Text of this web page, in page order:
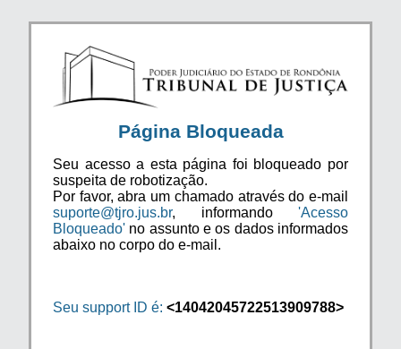
Página Bloqueada
Seu acesso a esta página foi bloqueado por
suspeita de robotização.
Por favor, abra um chamado através do e-mail
suporte@tjro.jus.br, informando 'Acesso
Bloqueado' no assunto e os dados informados
abaixo no corpo do e-mail.
Seu support ID é: <14042045722513909788>